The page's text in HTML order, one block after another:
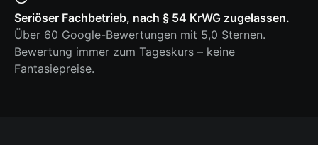
Seriöser Fachbetrieb, nach § 54 KrWG zugelassen.
Über 60 Google-Bewertungen mit 5,0 Sternen.
Bewertung immer zum Tageskurs – keine
Fantasiepreise.